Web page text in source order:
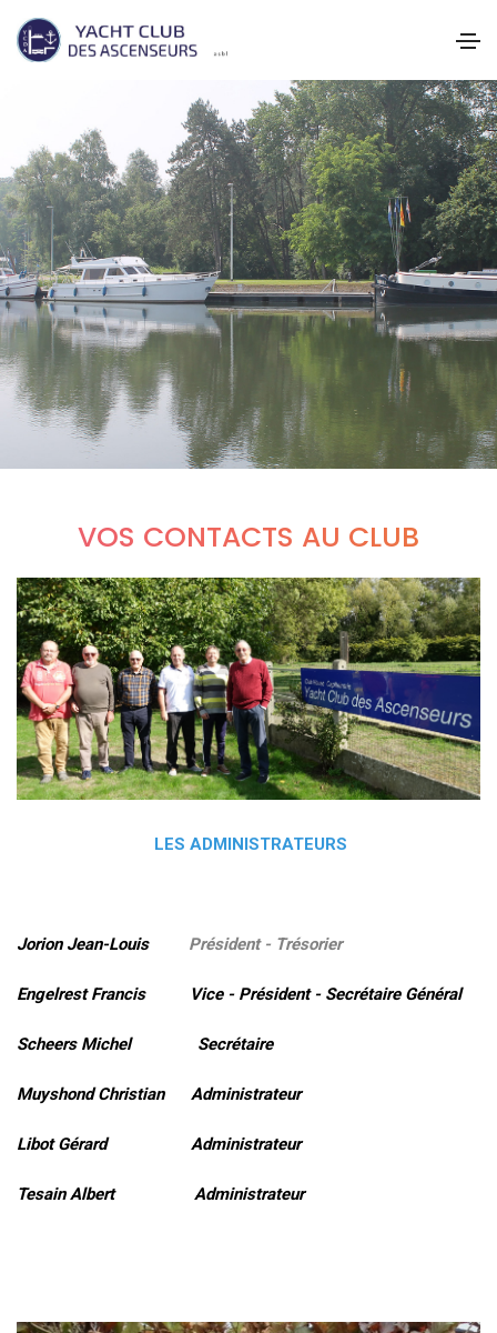
VOS CONTACTS AU CLUB
LES ADMINISTRATEURS
Jorion Jean-Louis Président - Trésorier
Engelrest Francis Vice - Président - Secrétaire Général
Scheers Michel Secrétaire
Muyshond Christian Administrateur
Libot Gérard Administrateur
Tesain Albert Administrateur